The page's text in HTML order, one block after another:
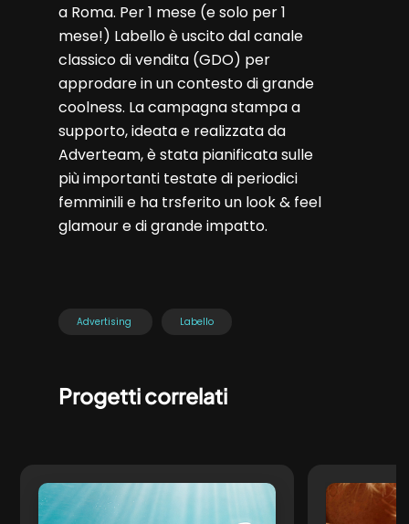
a Roma. Per 1 mese (e solo per 1
mese!) Labello è uscito dal canale
classico di vendita (GDO) per
approdare in un contesto di grande
coolness. La campagna stampa a
supporto, ideata e realizzata da
Adverteam, è stata pianificata sulle
più importanti testate di periodici
femminili e ha trsferito un look & feel
glamour e di grande impatto.
Advertising Labello
Progetti correlati